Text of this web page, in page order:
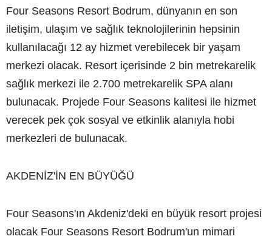
Four Seasons Resort Bodrum, dünyanın en son
iletişim, ulaşım ve sağlık teknolojilerinin hepsinin
kullanılacağı 12 ay hizmet verebilecek bir yaşam
merkezi olacak. Resort içerisinde 2 bin metrekarelik
sağlık merkezi ile 2.700 metrekarelik SPA alanı
bulunacak. Projede Four Seasons kalitesi ile hizmet
verecek pek çok sosyal ve etkinlik alanıyla hobi
merkezleri de bulunacak.
AKDENİZ'İN EN BÜYÜĞÜ
Four Seasons'ın Akdeniz'deki en büyük resort projesi
olacak Four Seasons Resort Bodrum'un mimari